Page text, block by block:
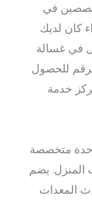
في
كان لديك
في غسالة
للحصول
خدمة
متخصصة
المنزل. يضم
المعدات